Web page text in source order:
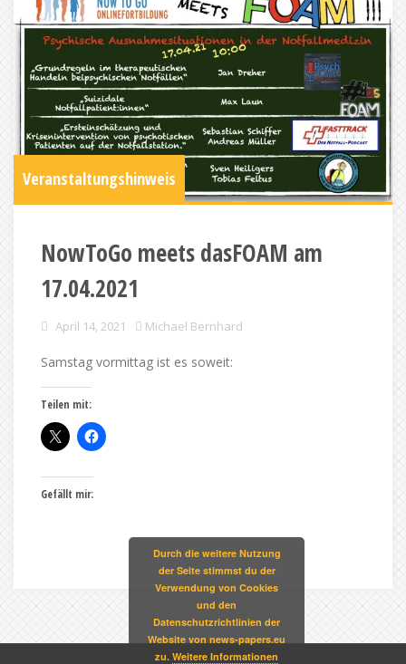
Veranstaltungshinweis
NowToGo meets dasFOAM am
17.04.2021
April 14, 2021 Michael Bernhard
Samstag vormittag ist es soweit:
Teilen mit:
Gefällt mir:
Durch die weitere Nutzung
der Seite stimmst du der
Verwendung von Cookies
und den
Datenschutzrichtlinien der
Website von news-papers.eu
zu. Weitere Informationen